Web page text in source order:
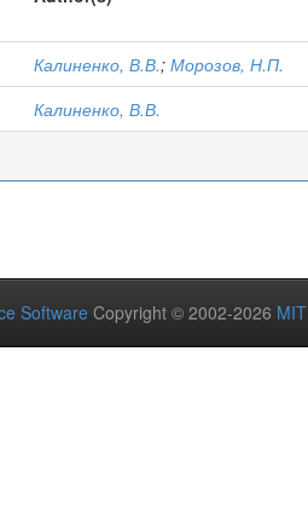
Калиненко, В.В.; Морозов, Н.П.
Калиненко, В.В.
Software Copyright © 2002-2026 MIT